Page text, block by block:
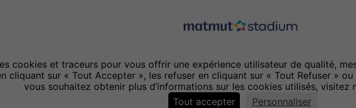
Mentions
cookies et traceurs pour vous offrir une expérience utilisateur de qualité,
cliquant sur « Tout Accepter », les refuser en cliquant sur « Tout Refuser »
vous souhaitez obtenir plus d’informations sur les cookies utilisés, visitez
Tout accepter
Personnaliser